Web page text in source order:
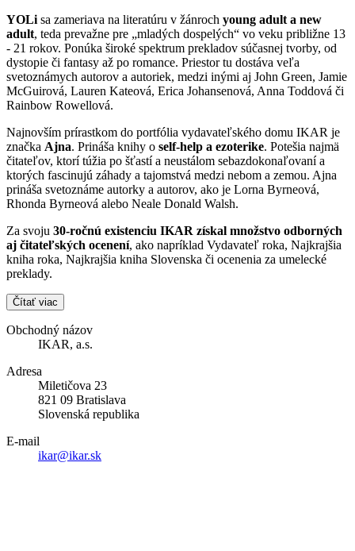
YOLi sa zameriava na literatúru v žánroch young adult a new
adult, teda prevažne pre „mladých dospelých“ vo veku približne 13
- 21 rokov. Ponúka široké spektrum prekladov súčasnej tvorby, od
dystopie či fantasy až po romance. Priestor tu dostáva veľa
svetoznámych autorov a autoriek, medzi inými aj John Green, Jamie
McGuirová, Lauren Kateová, Erica Johansenová, Anna Toddová či
Rainbow Rowellová.
Najnovším prírastkom do portfólia vydavateľského domu IKAR je
značka Ajna. Prináša knihy o self-help a ezoterike. Potešia najmä
čitateľov, ktorí túžia po šťastí a neustálom sebazdokonaľovaní a
ktorých fascinujú záhady a tajomstvá medzi nebom a zemou. Ajna
prináša svetoznáme autorky a autorov, ako je Lorna Byrneová,
Rhonda Byrneová alebo Neale Donald Walsh.
Za svoju 30-ročnú existenciu IKAR získal množstvo odborných
aj čitateľských ocenení, ako napríklad Vydavateľ roka, Najkrajšia
kniha roka, Najkrajšia kniha Slovenska či ocenenia za umelecké
preklady.
Čítať viac
Obchodný názov
IKAR, a.s.
Adresa
Miletičova 23
821 09 Bratislava
Slovenská republika
E-mail
ikar@ikar.sk